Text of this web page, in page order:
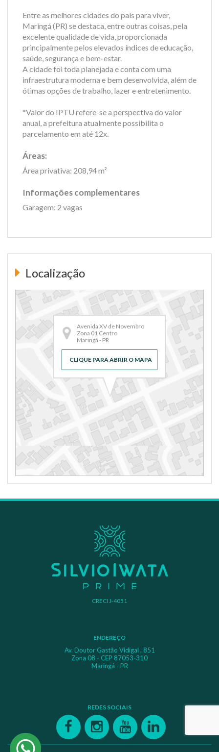
Entre as melhores cidades do país para viver,
Maringá (PR) se destaca, entre outras coisas, pela
excelente qualidade de vida, proporcionada
principalmente pelos elevados índices de educação,
saúde, segurança e bem-estar.
A cidade foi toda planejada e conta com uma
infraestrutura moderna e bem desenvolvida, além de
ótimas opções de trabalho, lazer e entretenimento.
*Valor do IPTU refere-se a perspectiva do valor
anual, a prefeitura atualmente possibilita o
parcelamento em até 12x.
Áreas:
Área privativa: 208,94 m²
Informações complementares
Garagem: 2 vagas
Localização
Avenida XV de Novembro
Zona 01 Centro
Maringá - PR
CLIQUE PARA ABRIR O MAPA
CRECI J-4051
ENDEREÇO
Av. Doutor Gastão Vidigal , 851
Zona 08 - CEP 87053-310
Maringá - PR
REDES SOCIAIS